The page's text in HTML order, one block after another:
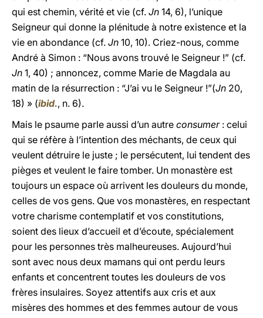
qui est chemin, vérité et vie (cf. Jn 14, 6), l’unique
Seigneur qui donne la plénitude à notre existence et la
vie en abondance (cf. Jn 10, 10). Criez-nous, comme
André à Simon : “Nous avons trouvé le Seigneur !” (cf.
Jn 1, 40) ; annoncez, comme Marie de Magdala au
matin de la résurrection : “J’ai vu le Seigneur !”(Jn 20,
18) » (ibid., n. 6).
Mais le psaume parle aussi d’un autre consumer: celui
qui se réfère à l’intention des méchants, de ceux qui
veulent détruire le juste ; le persécutent, lui tendent des
pièges et veulent le faire tomber. Un monastère est
toujours un espace où arrivent les douleurs du monde,
celles de vos gens. Que vos monastères, en respectant
votre charisme contemplatif et vos constitutions,
soient des lieux d’accueil et d’écoute, spécialement
pour les personnes très malheureuses. Aujourd’hui
sont avec nous deux mamans qui ont perdu leurs
enfants et concentrent toutes les douleurs de vos
frères insulaires. Soyez attentifs aux cris et aux
misères des hommes et des femmes autour de vous